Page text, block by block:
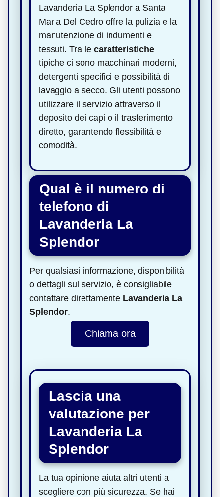
Lavanderia La Splendor a Santa
Maria Del Cedro offre la pulizia e la
manutenzione di indumenti e
tessuti. Tra le caratteristiche
tipiche ci sono macchinari moderni,
detergenti specifici e possibilità di
lavaggio a secco. Gli utenti possono
utilizzare il servizio attraverso il
deposito dei capi o il trasferimento
diretto, garantendo flessibilità e
comodità.
Qual è il numero di
telefono di
Lavanderia La
Splendor
Per qualsiasi informazione, disponibilità
o dettagli sul servizio, è consigliabile
contattare direttamente Lavanderia La
Splendor.
Chiama ora
Lascia una
valutazione per
Lavanderia La
Splendor
La tua opinione aiuta altri utenti a
scegliere con più sicurezza. Se hai